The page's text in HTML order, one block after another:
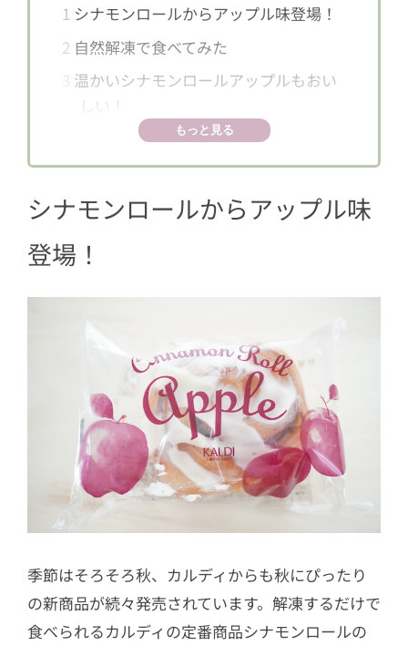
1 シナモンロールからアップル味登場！
2 自然解凍で食べてみた
3 温かいシナモンロールアップルもおい
しい！
もっと見る
シナモンロールからアップル味
登場！
季節はそろそろ秋、カルディからも秋にぴったり
の新商品が続々発売されています。解凍するだけで
食べられるカルディの定番商品シナモンロールの